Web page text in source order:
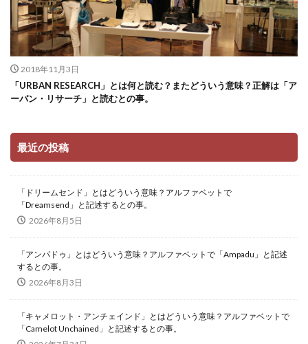
2018年11月3日
「URBAN RESEARCH」とは何と読む？またどういう意味？正解は「ア
ーバン・リサーチ」と読むとの事。
最近の投稿
「ドリームセンド」とはどういう意味？アルファベットで
「Dreamsend」と記述するとの事。
2026年8月5日
「アンパドゥ」とはどういう意味？アルファベットで「Ampadu」と記述
するとの事。
2026年8月3日
「キャメロット・アンチェインド」とはどういう意味？アルファベットで
「Camelot Unchained」と記述するとの事。